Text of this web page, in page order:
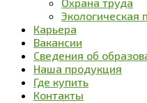
Экологическая
Карьера
Вакансии
Сведения об
Наша продукция
Где купить
Контакты